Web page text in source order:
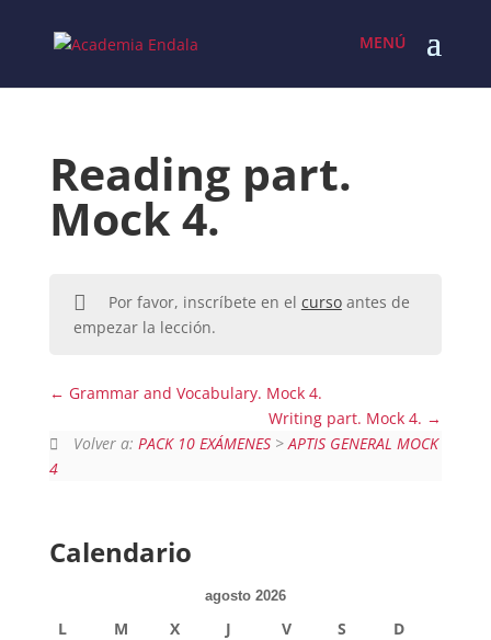
content
Reading part.
Mock 4.
Por favor, inscríbete en el cursoantes de
empezar la lección.
Grammar and Vocabulary. Mock 4.
Writing part. Mock 4.
Volver a: PACK 10 EXÁMENES >APTIS GENERAL MOCK
4
Calendario
agosto 2026
L M X J V S D